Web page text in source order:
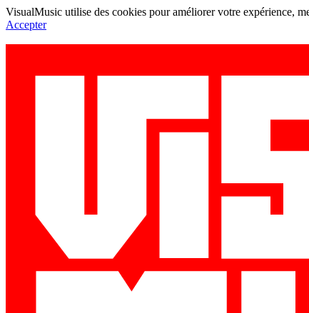
VisualMusic utilise des cookies pour améliorer votre expérience,
Accepter